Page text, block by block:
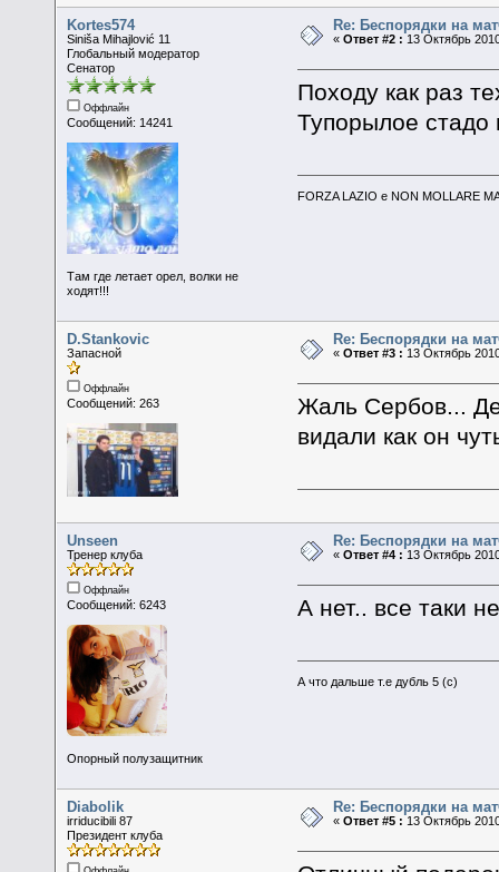
Kortes574
Siniša Mihajlović 11
Глобальный модератор
Сенатор
Оффлайн
Сообщений: 14241
Там где летает орел, волки не
ходят!!!
Re: Беспорядки на
«Ответ #2 : 13 Октябрь
Походу как раз
Тупорылое стадо
FORZA LAZIO e NON MOLLARE
D.Stankovic
Запасной
Оффлайн
Сообщений: 263
Re: Беспорядки на
«Ответ #3 : 13 Октябрь
Жаль Сербов...
видали как он
Unseen
Тренер клуба
Оффлайн
Сообщений: 6243
Опорный полузащитник
Re: Беспорядки на
«Ответ #4 : 13 Октябрь
А нет.. все таки
А что дальше т.е дубль 5 (с)
Diabolik
irriducibili 87
Президент клуба
Re: Беспорядки на
«Ответ #5 : 13 Октябрь